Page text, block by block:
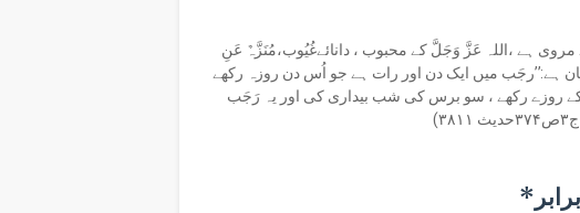
ہے ،اللہ عَزَّ وَجَلَّ کے محبوب ، دانائےغُیُوب،مُنَزَّہٌ عَنِ
ہے:’’رجَب میں ایک دن اور رات ہے جو اُس دن روزہ رکھے
کے روزے رکھے ، سو برس کی شب بیداری کی اور یہ رَجَب